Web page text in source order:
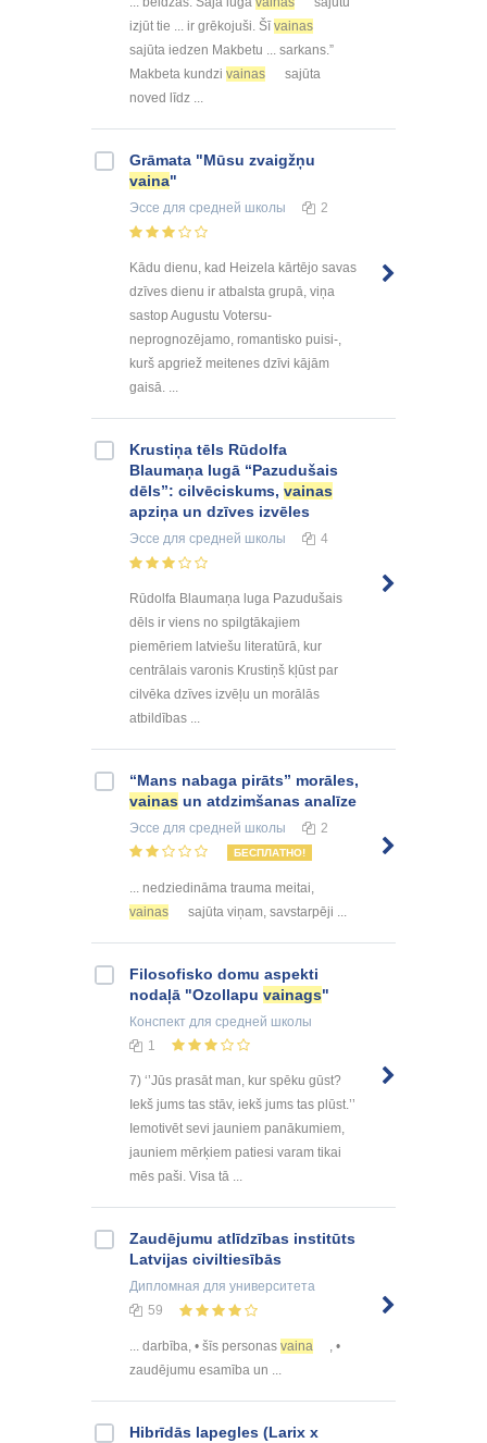
izjūt tie ... ir grēkojuši. Šīvainas
sajūta iedzen Makbetu ... sarkans.”
Makbeta kundzi vainas
sajūta
noved līdz ...
Grāmata "Mūsu zvaigžņu
vaina"
Эссе для средней школы 2
Kādu dienu, kad Heizela kārtējo savas
dzīves dienu ir atbalsta grupā, viņa
sastop Augustu Votersu-
neprognozējamo, romantisko puisi-,
kurš apgriež meitenes dzīvi kājām
gaisā. ...
Krustiņa tēls Rūdolfa
Blaumaņa lugā “Pazudušais
dēls”: cilvēciskums, vainas
apziņa un dzīves izvēles
Эссе для средней школы 4
Rūdolfa Blaumaņa luga Pazudušais
dēls ir viens no spilgtākajiem
piemēriem latviešu literatūrā, kur
centrālais varonis Krustiņš kļūst par
cilvēka dzīves izvēļu un morālās
atbildības ...
“Mans nabaga pirāts” morāles,
vainas un atdzimšanas analīze
Эссе для средней школы 2
БЕСПЛАТНО!
... nedziedināma trauma meitai,
vainas
sajūta viņam, savstarpēji ...
Filosofisko domu aspekti
nodaļā "Ozollapu vainags"
Конспект для средней школы
1
7) ‘’Jūs prasāt man, kur spēku gūst?
Iekš jums tas stāv, iekš jums tas plūst.’’
Iemotivēt sevi jauniem panākumiem,
jauniem mērķiem patiesi varam tikai
mēs paši. Visa tā ...
Zaudējumu atlīdzības institūts
Latvijas civiltiesībās
Дипломная для университета
59
... darbība, • šīs personas vaina
, •
zaudējumu esamība un ...
Hibrīdās lapegles (Larix x